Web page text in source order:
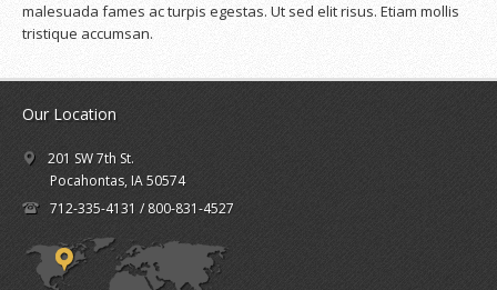
malesuada fames ac turpis egestas. Ut sed elit risus. Etiam mollis
tristique accumsan.
Our Location
201 SW 7th St.
Pocahontas, IA 50574
712-335-4131 / 800-831-4527